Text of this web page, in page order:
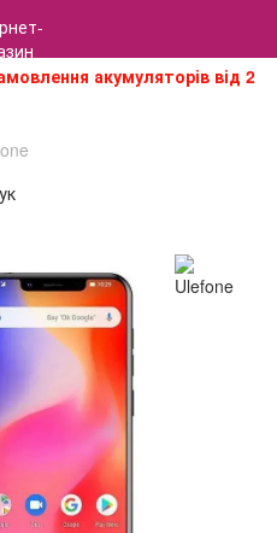
акумуляторів від 2